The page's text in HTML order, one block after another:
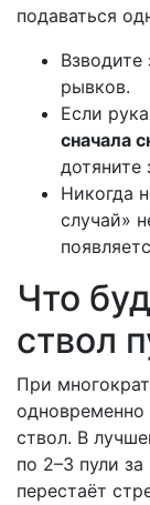
подаваться
Взводите
рывков.
Если
сначала
дотяните
Никогда
случай»
Что
ствол
При
ствол. В
по 2–3 пули
перестаёт